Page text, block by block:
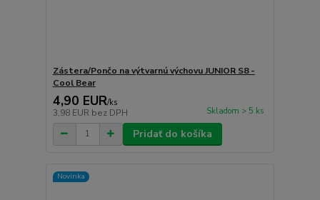
Zástera/Pončo na výtvarnú výchovu JUNIOR S8 -
Cool Bear
4,90 EUR/ks
3,98 EUR bez DPH Skladom > 5 ks
Pridať do košíka
Novinka